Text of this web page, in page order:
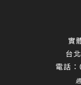
實
台
電話